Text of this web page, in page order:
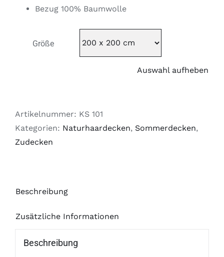
Bezug 100% Baumwolle
Größe
Auswahl aufheben
Artikelnummer: KS 101
Kategorien: Naturhaardecken, Sommerdecken,
Zudecken
Beschreibung
Zusätzliche Informationen
Beschreibung